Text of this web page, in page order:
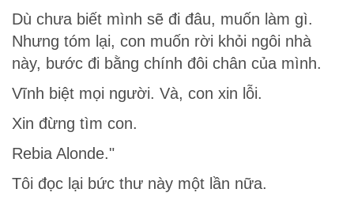
Dù chưa biết mình sẽ đi đâu, muốn làm gì.
Nhưng tóm lại, con muốn rời khỏi ngôi nhà
này, bước đi bằng chính đôi chân của mình.
Vĩnh biệt mọi người. Và, con xin lỗi.
Xin đừng tìm con.
Rebia Alonde."
Tôi đọc lại bức thư này một lần nữa.